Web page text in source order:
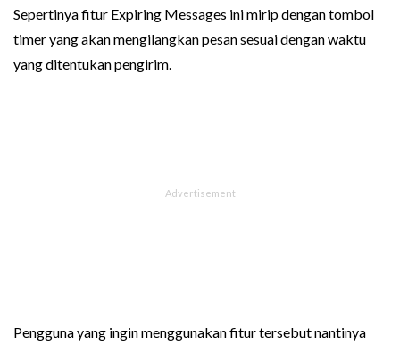
Sepertinya fitur Expiring Messages ini mirip dengan tombol
timer yang akan mengilangkan pesan sesuai dengan waktu
yang ditentukan pengirim.
Pengguna yang ingin menggunakan fitur tersebut nantinya